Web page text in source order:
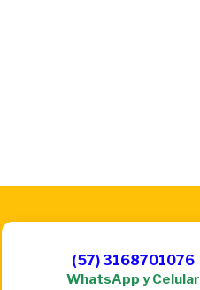
(57) 3168701076
WhatsApp y Celular